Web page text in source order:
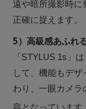
遠や暗所撮影時に
正確に捉えます。
5）高級感あふれ
「STYLUS 1s」
して、機能もデ
わり、一眼カメラ
容となっています